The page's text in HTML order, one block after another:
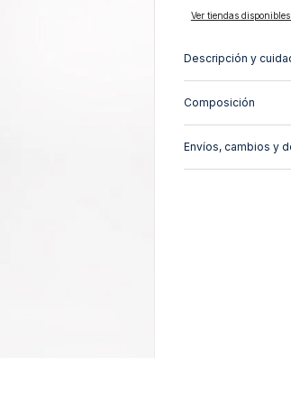
Ver tiendas
Descripción y
Composición
Envíos, cambios y